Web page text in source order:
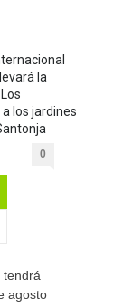
la
los jardines
0
tendrá
agosto